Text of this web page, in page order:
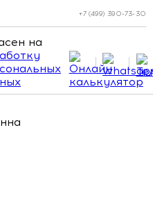
+7 (499) 390-73-30
на